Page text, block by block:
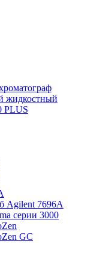
жидкостный
PLUS
Agilent 7696А
серии 3000
GC